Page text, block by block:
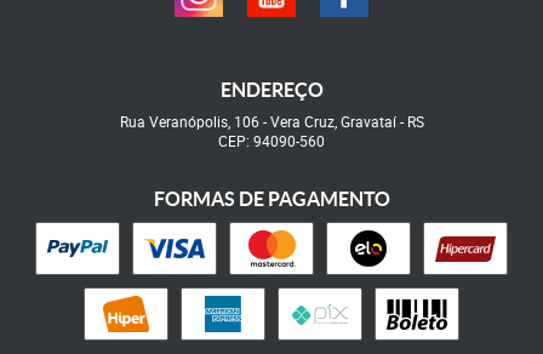
ENDEREÇO
Rua Veranópolis, 106 -Vera Cruz, Gravataí- RS
CEP: 94090-560
FORMAS DE PAGAMENTO